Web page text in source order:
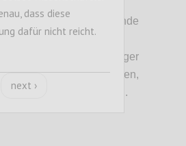
hat ernstzunehmende
hat bei einseitiger
und Nebenwirkungen,
nicht aushaltbar sind.
dass diese
dafür nicht reicht.
next ›